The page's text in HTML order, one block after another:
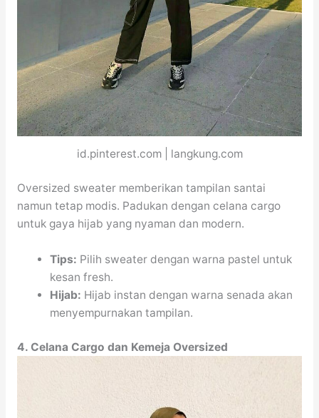
id.pinterest.com | langkung.com
Oversized sweater memberikan tampilan santai
namun tetap modis. Padukan dengan celana cargo
untuk gaya hijab yang nyaman dan modern.
Tips: Pilih sweater dengan warna pastel untuk
kesan fresh.
Hijab: Hijab instan dengan warna senada akan
menyempurnakan tampilan.
4. Celana Cargo dan Kemeja Oversized